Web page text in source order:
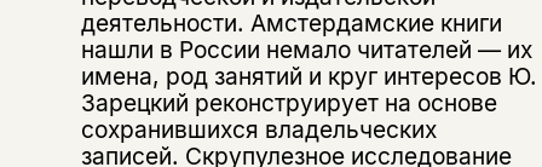
деятельности. Амстердамские книги
нашли в России немало читателей — их
имена, род занятий и круг интересов Ю.
Зарецкий реконструирует на основе
сохранившихся владельческих
записей. Скрупулезное исследование